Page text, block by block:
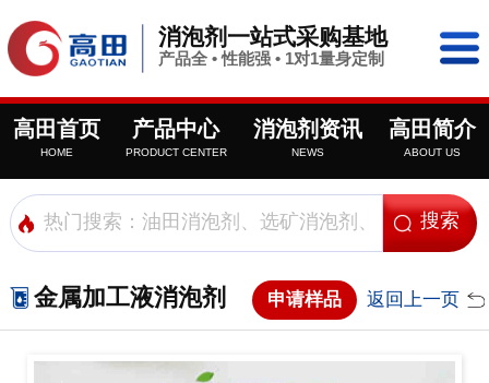
消泡剂一站式采购基地
产品全 • 性能强 • 1对1量身定制
高田首页
HOME
产品中心
PRODUCT CENTER
消泡剂资讯
NEWS
高田简介
ABOUT US
金属加工液消泡剂 申请样品 返回上一页